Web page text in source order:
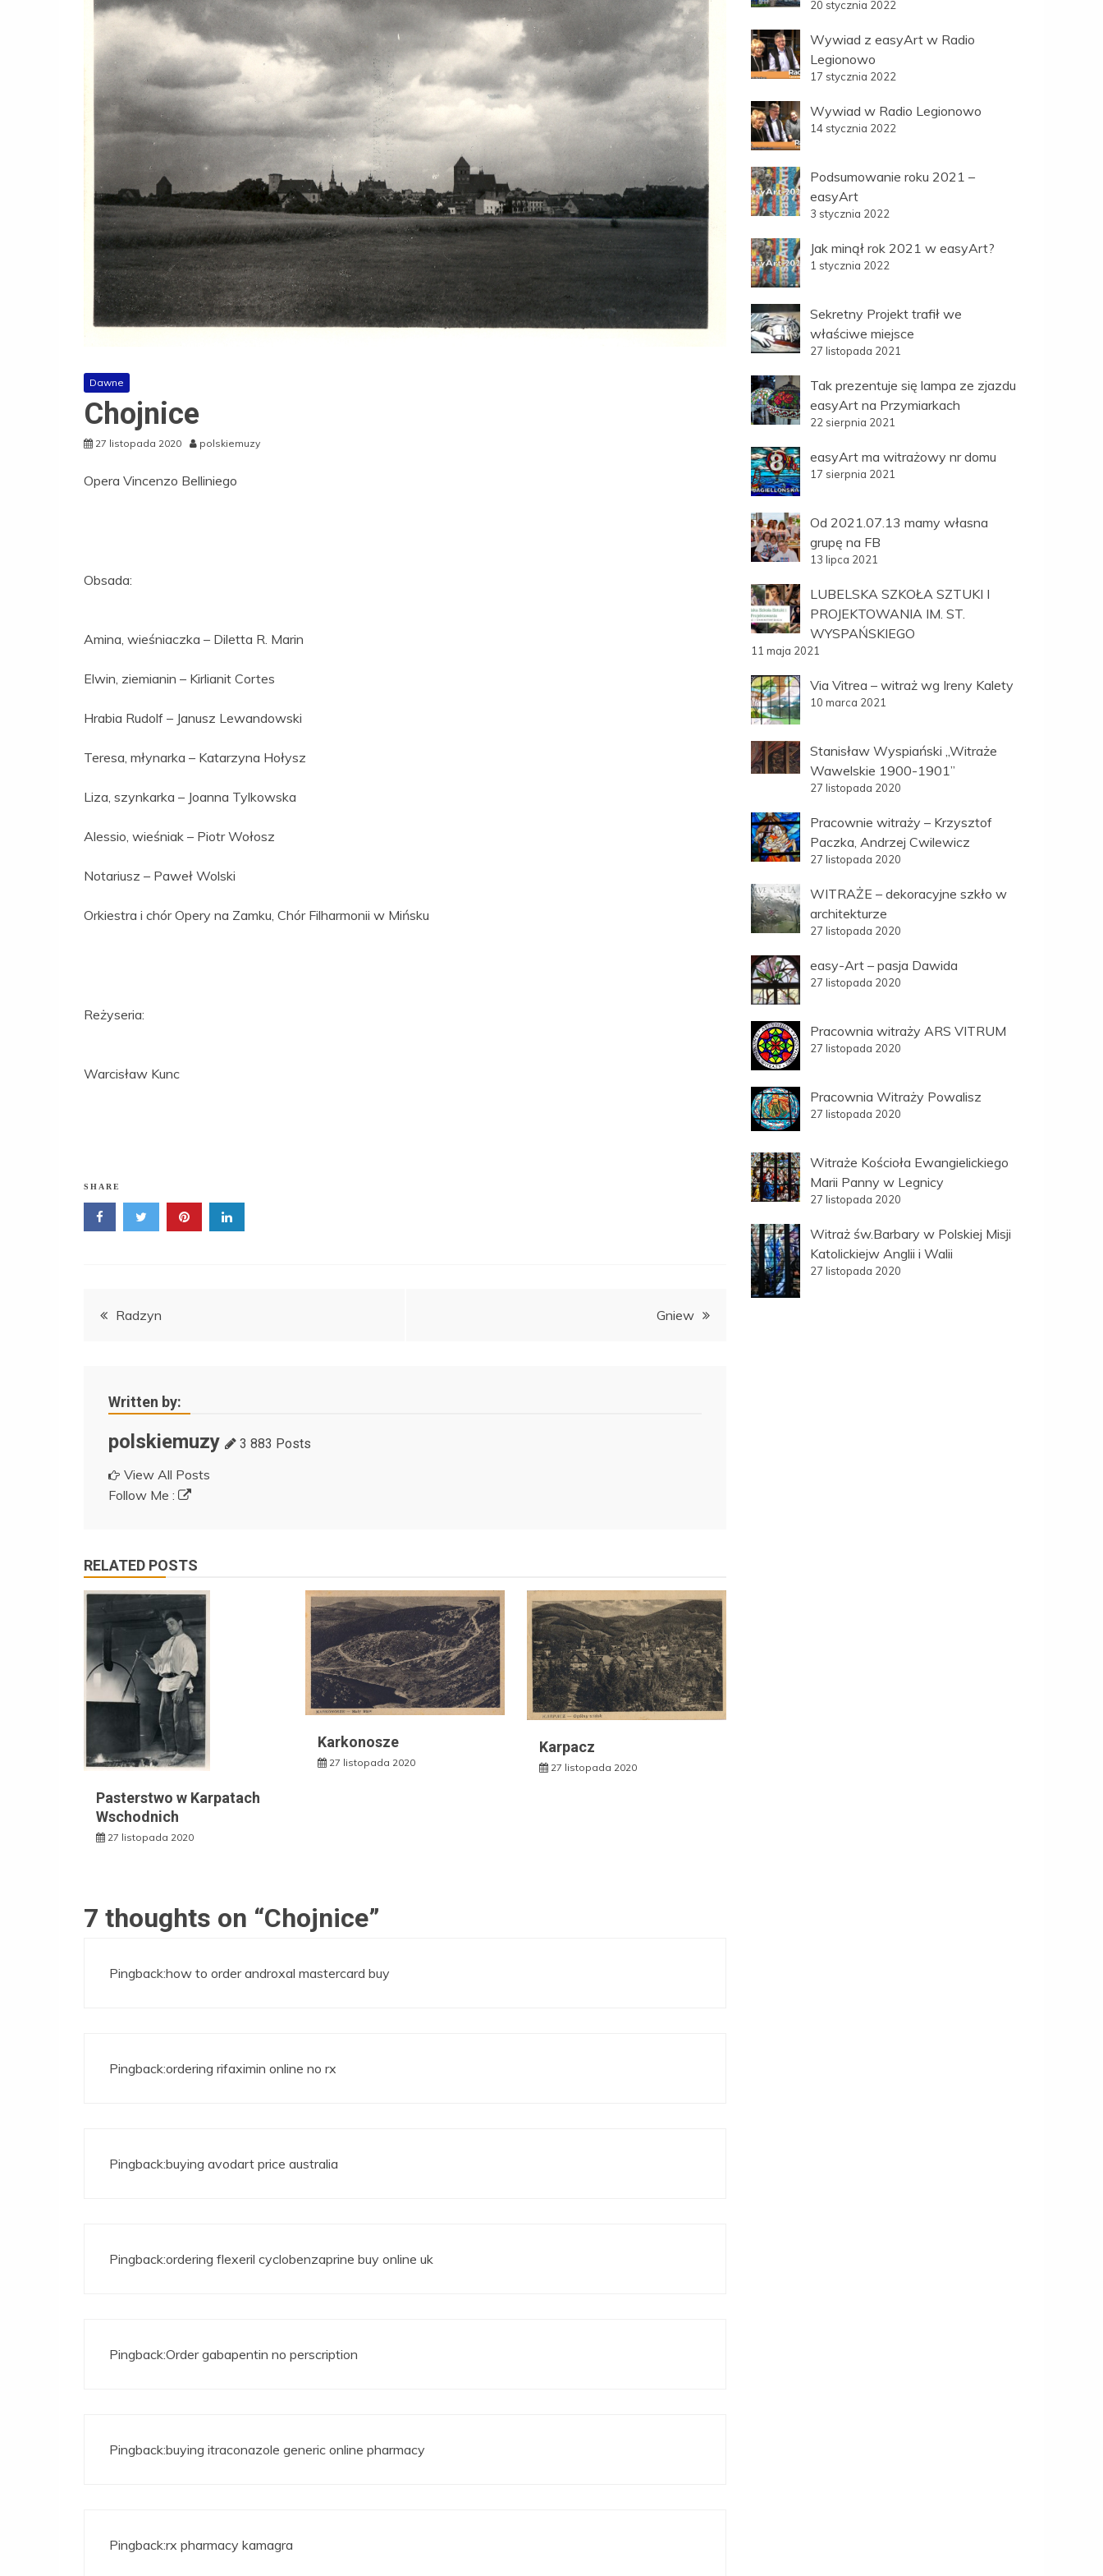
Dawne
Chojnice
27 listopada 2020 polskiemuzy
Opera Vincenzo Belliniego
Obsada:
Amina, wieśniaczka – Diletta R. Marin
Elwin, ziemianin – Kirlianit Cortes
Hrabia Rudolf – Janusz Lewandowski
Teresa, młynarka – Katarzyna Hołysz
Liza, szynkarka – Joanna Tylkowska
Alessio, wieśniak – Piotr Wołosz
Notariusz – Paweł Wolski
Orkiestra i chór Opery na Zamku, Chór Filharmonii w Mińsku
Reżyseria:
Warcisław Kunc
SHARE
Nawigacja
Radzyn Gniew
Written by:
polskiemuzy 3 883 Posts
View All Posts
Follow Me :
RELATED POSTS
Pasterstwo w Karpatach
Wschodnich
27 listopada 2020
Karkonosze
27 listopada 2020
Karpacz
27 listopada 2020
7 thoughts on “Chojnice”
Pingback:how to order androxal mastercard buy
Pingback:ordering rifaximin online no rx
Pingback:buying avodart price australia
Pingback:ordering flexeril cyclobenzaprine buy online uk
Pingback:Order gabapentin no perscription
Pingback:buying itraconazole generic online pharmacy
Pingback:rx pharmacy kamagra
20 stycznia 2022
Wywiad z easyArt w Radio
Legionowo
17 stycznia 2022
Wywiad w Radio Legionowo
14 stycznia 2022
Podsumowanie roku 2021 –
easyArt
3 stycznia 2022
Jak minął rok 2021 w easyArt?
1 stycznia 2022
Sekretny Projekt trafił we
właściwe miejsce
27 listopada 2021
Tak prezentuje się lampa ze zjazdu
easyArt na Przymiarkach
22 sierpnia 2021
easyArt ma witrażowy nr domu
17 sierpnia 2021
Od 2021.07.13 mamy własna
grupę na FB
13 lipca 2021
LUBELSKA SZKOŁA SZTUKI I
PROJEKTOWANIA IM. ST.
WYSPAŃSKIEGO
11 maja 2021
Via Vitrea – witraż wg Ireny Kalety
10 marca 2021
Stanisław Wyspiański „Witraże
Wawelskie 1900-1901”
27 listopada 2020
Pracownie witraży – Krzysztof
Paczka, Andrzej Cwilewicz
27 listopada 2020
WITRAŻE – dekoracyjne szkło w
architekturze
27 listopada 2020
easy-Art – pasja Dawida
27 listopada 2020
Pracownia witraży ARS VITRUM
27 listopada 2020
Pracownia Witraży Powalisz
27 listopada 2020
Witraże Kościoła Ewangielickiego
Marii Panny w Legnicy
27 listopada 2020
Witraż św.Barbary w Polskiej Misji
Katolickiejw Anglii i Walii
27 listopada 2020